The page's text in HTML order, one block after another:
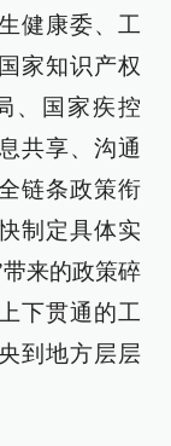
健康委、工
家知识产权
、国家疾控
共享、沟通
链条政策衔
制定具体实
来的政策碎
下贯通的工
到地方层层